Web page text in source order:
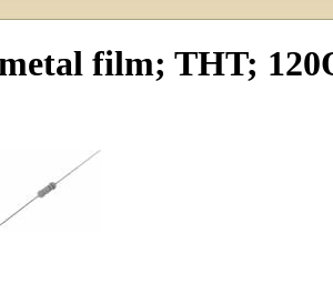
film; THT;